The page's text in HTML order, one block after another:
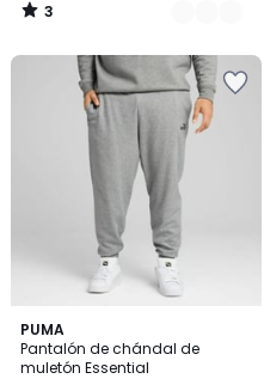
3
/
PUMA
Pantalón de chándal de
muletón Essential
3
Colores